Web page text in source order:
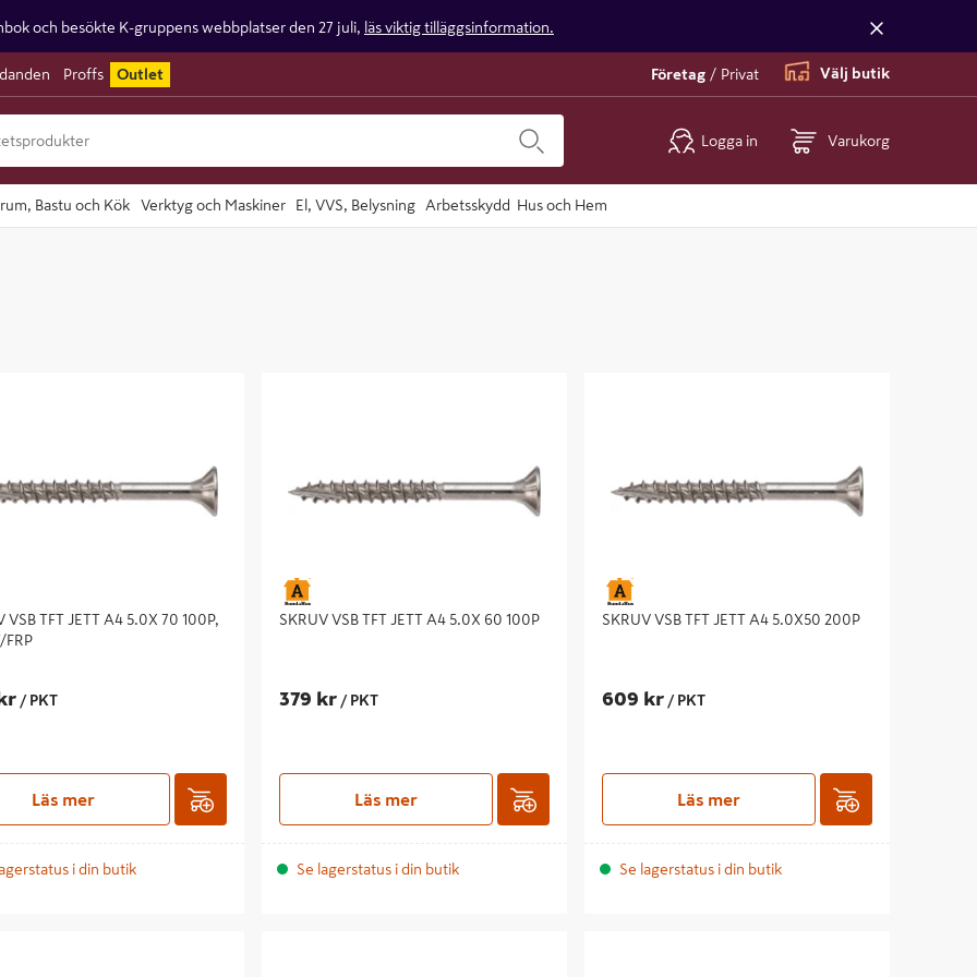
och besökte K-gruppens webbplatser den 27 juli, läs viktig tilläggsinformation.
Proffs Outlet Företag / Privat Välj butik
Logga in Varukorg
Bastu och Kök Verktyg och Maskiner El, VVS, Belysning Arbetsskydd Hus och Hem
VSB TFT JETT A4 5.0X 70 100P,
FRP
/ PKT
Läs mer
i din butik
SKRUV VSB TFT JETT A4 5.0X 60 100P
379 kr / PKT
Läs mer
Se lagerstatus i din butik
SKRUV VSB TFT JETT A4 5.0X50 200P
609 kr / PKT
Läs mer
Se lagerstatus i din butik